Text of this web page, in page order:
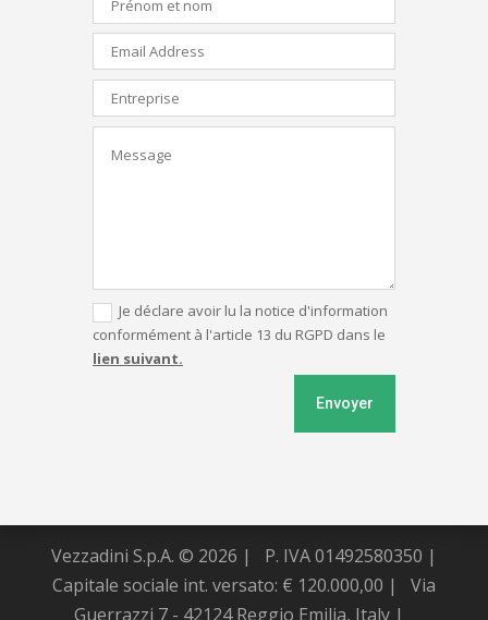
Je déclare avoir lu la notice d'information
conformément à l'article 13 du RGPD dans le
lien suivant.
Envoyer
Vezzadini S.p.A. © 2026 |
P. IVA 01492580350 |
Capitale sociale int. versato: € 120.000,00 |
Via
Guerrazzi 7 - 42124 Reggio Emilia, Italy |